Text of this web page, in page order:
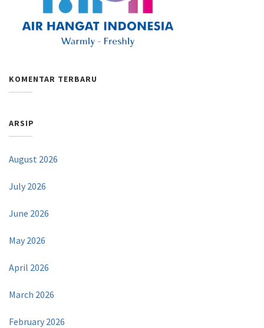
KOMENTAR TERBARU
ARSIP
August 2026
July 2026
June 2026
May 2026
April 2026
March 2026
February 2026